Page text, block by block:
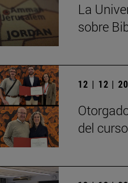
La
sobre
12 | 12 |
del